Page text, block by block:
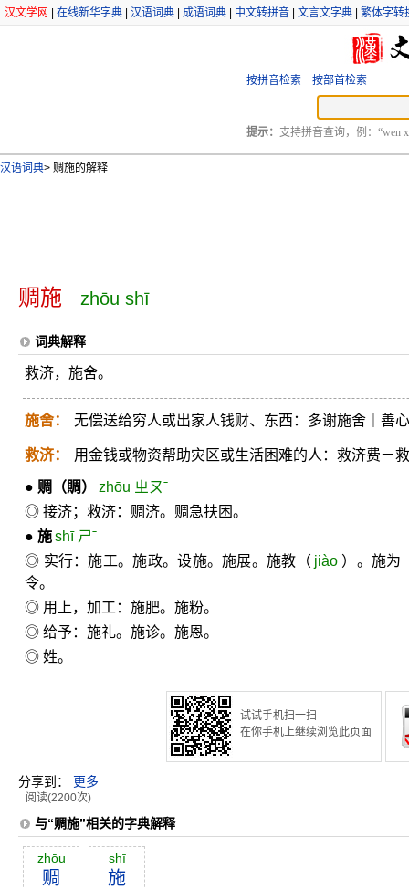
汉文学网 在线新华字典 汉语词典 成语词典 中文转拼音 文言文字典 繁体字转
按拼音检索 按部首检索
提示： 支持拼音查询，例：“wen
汉语词典> 赒施的解释
赒施 zhōu shī
词典解释
救济，施舍。
施舍： 无偿送给穷人或出家人钱财、东西：多谢施舍｜善
救济： 用金钱或物资帮助灾区或生活困难的人：救济费ㄧ
● 赒 （賙）
zhōu ㄓㄡˉ
◎ 接济；救济：赒济。赒急扶困。
● 施shī ㄕˉ
◎ 实行：施工。施政。设施。施展。施教（ jiào ）。施为
令。
◎ 用上，加工：施肥。施粉。
◎ 给予：施礼。施诊。施恩。
◎ 姓。
试试手机扫一扫
在你手机上继续浏览此页面
分享到： 更多
阅读(2200次)
与“赒施”相关的字典解释
zhōu
赒
shī
施